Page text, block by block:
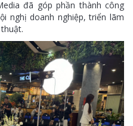
đã góp phần thành công
nghị doanh nghiệp, triển lãm